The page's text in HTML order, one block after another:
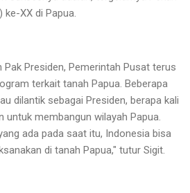
ke-XX di Papua.
Pak Presiden, Pemerintah Pusat terus
terkait tanah Papua. Beberapa
dilantik sebagai Presiden, berapa kali
untuk membangun wilayah Papua.
ada pada saat itu, Indonesia bisa
di tanah Papua," tutur Sigit.